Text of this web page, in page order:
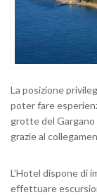
La posizione
poter fare
grotte del Gargano
grazie al
L’Hotel dispone di
effettuare